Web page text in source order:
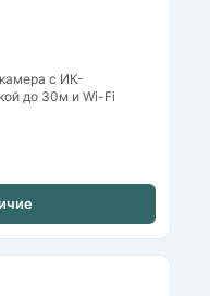
с ИК-
до 30м и Wi-Fi